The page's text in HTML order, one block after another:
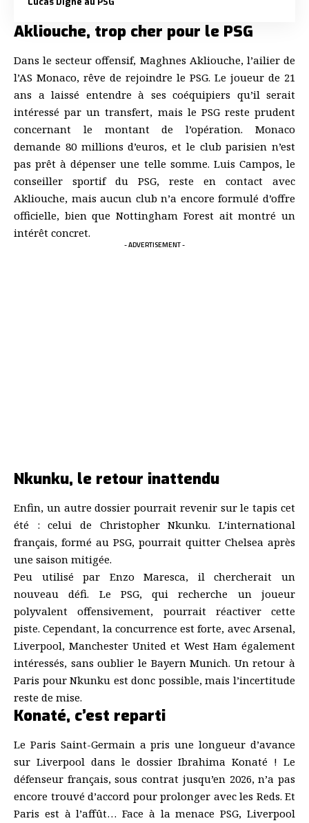
Akliouche, trop cher pour le PSG
Dans le secteur offensif, Maghnes Akliouche, l’ailier de
l’AS Monaco, rêve de rejoindre le PSG. Le joueur de 21
ans a laissé entendre à ses coéquipiers qu’il serait
intéressé par un transfert, mais le PSG reste prudent
concernant le montant de l’opération. Monaco
demande 80 millions d’euros, et le club parisien n’est
pas prêt à dépenser une telle somme. Luis Campos, le
conseiller sportif du PSG, reste en contact avec
Akliouche, mais aucun club n’a encore formulé d’offre
officielle, bien que Nottingham Forest ait montré un
intérêt concret.
- ADVERTISEMENT -
Nkunku, le retour inattendu
Enfin, un autre dossier pourrait revenir sur le tapis cet
été : celui de Christopher Nkunku. L’international
français, formé au PSG, pourrait quitter Chelsea après
une saison mitigée.
Peu utilisé par Enzo Maresca, il chercherait un
nouveau défi. Le PSG, qui recherche un joueur
polyvalent offensivement, pourrait réactiver cette
piste. Cependant, la concurrence est forte, avec Arsenal,
Liverpool, Manchester United et West Ham également
intéressés, sans oublier le Bayern Munich. Un retour à
Paris pour Nkunku est donc possible, mais l’incertitude
reste de mise.
Konaté, c’est reparti
Le Paris Saint-Germain a pris une longueur d’avance
sur Liverpool dans le dossier Ibrahima Konaté ! Le
défenseur français, sous contrat jusqu’en 2026, n’a pas
encore trouvé d’accord pour prolonger avec les Reds. Et
Paris est à l’affût… Face à la menace PSG, Liverpool